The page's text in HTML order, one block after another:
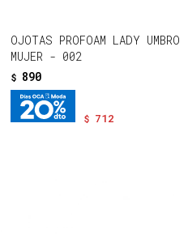
OJOTAS PROFOAM LADY UMBRO
MUJER - 002
$ 890
$ 712